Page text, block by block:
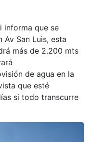
informa que se
Av San Luis, esta
más de 2.200 mts
de agua en la
que esté
si todo transcurre